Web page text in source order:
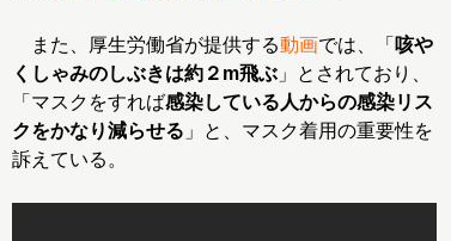
また、厚生労働省が提供する動画では、「 咳や
くしゃみのしぶきは約２m飛ぶ 」とされており、
「マスクをすれば感染している人からの感染リス
クをかなり減らせる 」と、マスク着用の重要性を
訴えている。